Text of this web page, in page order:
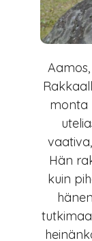
monta
Hän
kuin